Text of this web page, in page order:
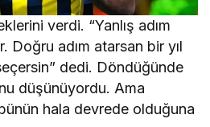
verdi. “Yanlış adım
Doğru adım atarsan bir yıl
dedi. Döndüğünde
düşünüyordu. Ama
hala devrede olduğuna